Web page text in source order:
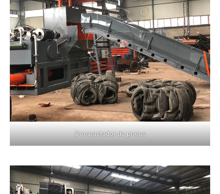
Compactador de pneus